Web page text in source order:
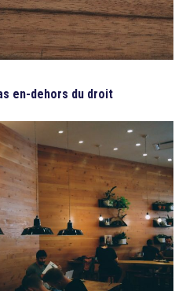
en-dehors du droit